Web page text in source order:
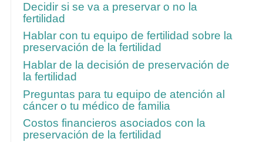
Decidir si se va a preservar o no la
fertilidad
Hablar con tu equipo de fertilidad sobre la
preservación de la fertilidad
Hablar de la decisión de preservación de
la fertilidad
Preguntas para tu equipo de atención al
cáncer o tu médico de familia
Costos financieros asociados con la
preservación de la fertilidad